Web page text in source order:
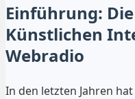
Einführung:
Künstlichen
Webradio
In den letzten Jahren